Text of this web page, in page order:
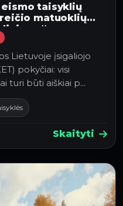
eismo taisyklių
matuoklių
Lietuvoje įsigaliojo
pokyčiai: visi
turi būti aiškiai p…
Skaityti